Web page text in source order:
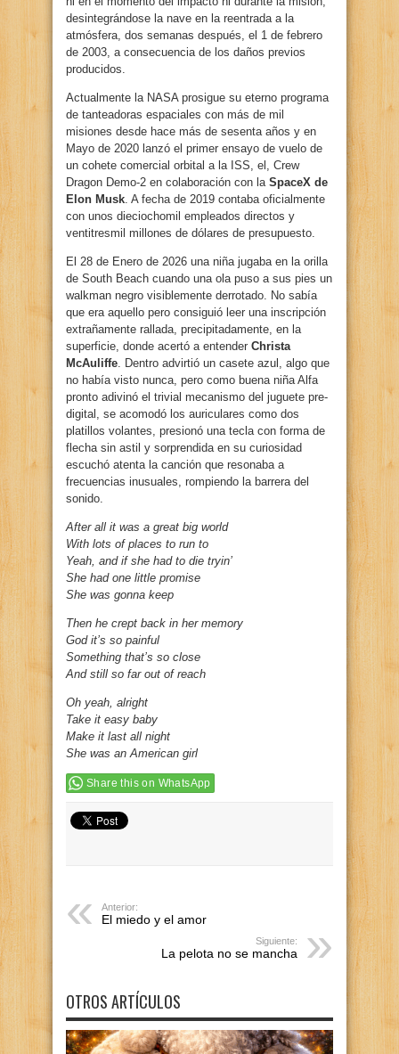
desintegrándose la nave en la reentrada a la
atmósfera, dos semanas después, el 1 de febrero
de 2003, a consecuencia de los daños previos
producidos.
Actualmente la NASA prosigue su eterno programa
de tanteadoras espaciales con más de mil
misiones desde hace más de sesenta años y en
Mayo de 2020 lanzó el primer ensayo de vuelo de
un cohete comercial orbital a la ISS, el, Crew
Dragon Demo-2 en colaboración con la SpaceX de
Elon Musk. A fecha de 2019 contaba oficialmente
con unos dieciochomil empleados directos y
ventitresmil millones de dólares de presupuesto.
El 28 de Enero de 2026 una niña jugaba en la orilla
de South Beach cuando una ola puso a sus pies un
walkman negro visiblemente derrotado. No sabía
que era aquello pero consiguió leer una inscripción
extrañamente rallada, precipitadamente, en la
superficie, donde acertó a entender Christa
McAuliffe. Dentro advirtió un casete azul, algo que
no había visto nunca, pero como buena niña Alfa
pronto adivinó el trivial mecanismo del juguete pre-
digital, se acomodó los auriculares como dos
platillos volantes, presionó una tecla con forma de
flecha sin astil y sorprendida en su curiosidad
escuchó atenta la canción que resonaba a
frecuencias inusuales, rompiendo la barrera del
sonido.
After all it was a great big world
With lots of places to run to
Yeah, and if she had to die tryin’
She had one little promise
She was gonna keep
Then he crept back in her memory
God it’s so painful
Something that’s so close
And still so far out of reach
Oh yeah, alright
Take it easy baby
Make it last all night
She was an American girl
Share this on WhatsApp
Anterior:
El miedo y el amor
Siguiente:
La pelota no se mancha
OTROS ARTÍCULOS